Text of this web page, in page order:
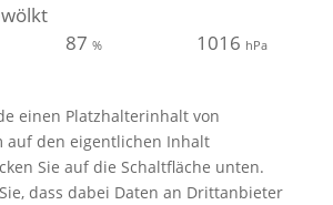
87% 1016 hPa
einen Platzhalterinhalt von
auf den eigentlichen Inhalt
Sie auf die Schaltfläche unten.
dass dabei Daten an Drittanbieter